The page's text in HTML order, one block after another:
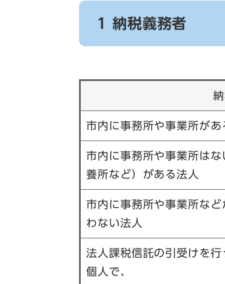
1 納税義務者
市内に事務所や事業所があ
市内に事務所や事業所は
養所など）がある法人
市内に事務所や事業所な
わない法人
法人課税信託の引受けを
個人で、